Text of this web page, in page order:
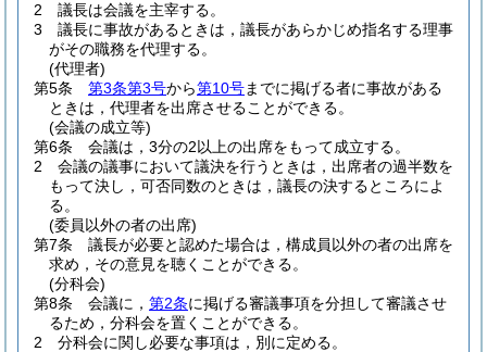
2
議長は会議を主宰する。
3
議長に事故があるときは，議長があらかじめ指名する理事
がその職務を代理する。
(代理者)
第5条
第3条第3号から第10号までに掲げる者に事故がある
ときは，代理者を出席させることができる。
(会議の成立等)
第6条
会議は，3分の2以上の出席をもって成立する。
2
会議の議事において議決を行うときは，出席者の過半数を
もって決し，可否同数のときは，議長の決するところによ
る。
(委員以外の者の出席)
第7条
議長が必要と認めた場合は，構成員以外の者の出席を
求め，その意見を聴くことができる。
(分科会)
第8条
会議に， 第2条に掲げる審議事項を分担して審議させ
るため，分科会を置くことができる。
2
分科会に関し必要な事項は，別に定める。